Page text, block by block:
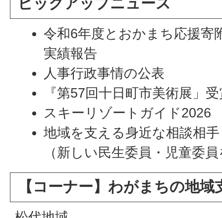
令和6年度とおかまち応援寄
実績報告
人事行政事情の公表
『第57回十日町市美術展」
スキーリゾートガイド2026
地域を支える身近な相談相
（新しい民生委員・児童委
【コーナー】わがまちの地域